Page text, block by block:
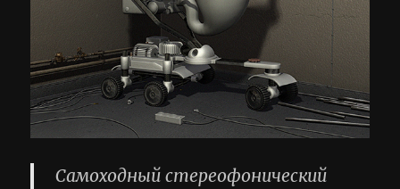
Самоходный стереофонический